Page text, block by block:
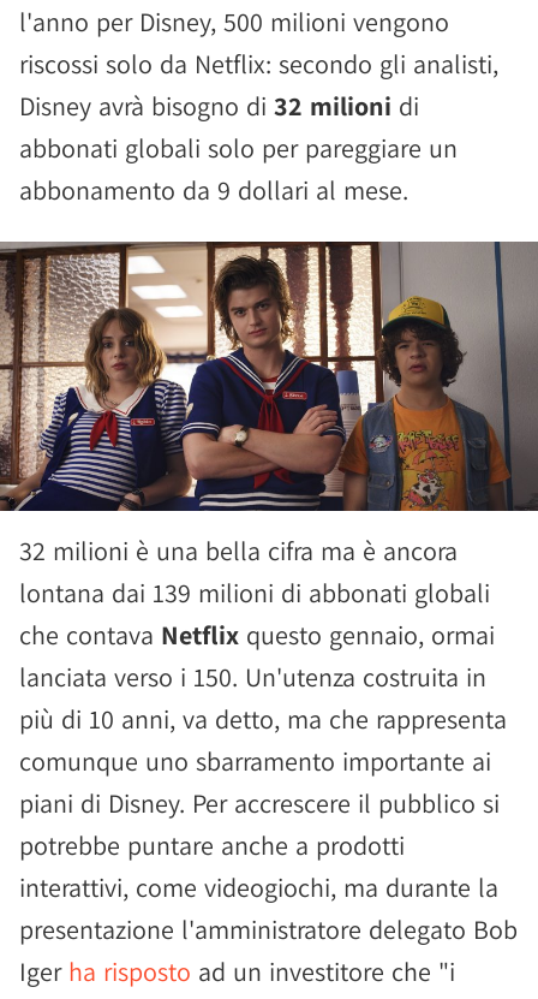
l'anno per Disney, 500 milioni vengono
riscossi solo da Netflix: secondo gli analisti,
Disney avrà bisogno di 32 milioni di
abbonati globali solo per pareggiare un
abbonamento da 9 dollari al mese.
32 milioni è una bella cifra ma è ancora
lontana dai 139 milioni di abbonati globali
che contava Netflix questo gennaio, ormai
lanciata verso i 150. Un'utenza costruita in
più di 10 anni, va detto, ma che rappresenta
comunque uno sbarramento importante ai
piani di Disney. Per accrescere il pubblico si
potrebbe puntare anche a prodotti
interattivi, come videogiochi, ma durante la
presentazione l'amministratore delegato Bob
Iger ha risposto ad un investitore che "i